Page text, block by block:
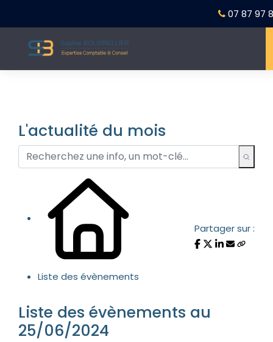
07 87 97
L'actualité du mois
Liste des évènements
Partager sur :
Liste des évènements au
25/06/2024